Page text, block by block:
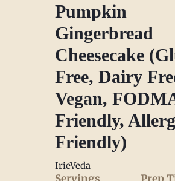
Pumpkin
Gingerbread
Cheesecake
Free, Dairy
Vegan,
Friendly,
Friendly)
IrieVeda